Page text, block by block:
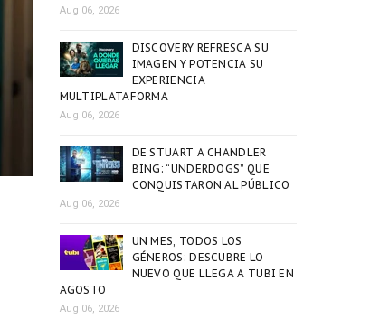
Aug 06, 2026
DISCOVERY REFRESCA SU
IMAGEN Y POTENCIA SU
EXPERIENCIA
MULTIPLATAFORMA
Aug 06, 2026
DE STUART A CHANDLER
BING: “UNDERDOGS” QUE
CONQUISTARON AL PÚBLICO
Aug 06, 2026
UN MES, TODOS LOS
GÉNEROS: DESCUBRE LO
NUEVO QUE LLEGA A TUBI EN
AGOSTO
Aug 06, 2026